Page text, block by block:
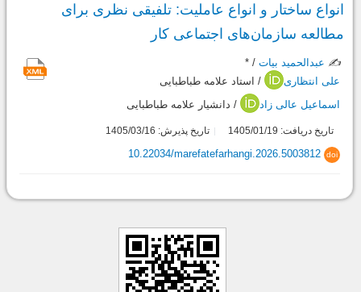
انواع ساختار و انواع عاملیت: تلفیقی نظری برای
مطالعه سازمان‌های اجتماعی کار
✍️ عبدالحمید بیات / *
علی انتظاری
/ استاد علامه طباطبایی
اسماعیل عالی زاد
/ دانشیار علامه طباطبایی
تاریخ دریافت: 1405/01/19 تاریخ پذیرش: 1405/03/16
doi
10.22034/marefatefarhangi.2026.5003812